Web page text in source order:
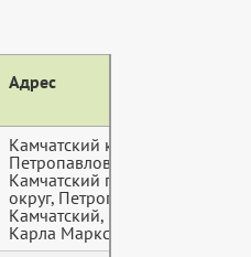
Адрес
Камчатский край,
Петропавловск-
Камчатский городской
округ, Петропавловск-
Камчатский, проспект
Карла Маркса, 23